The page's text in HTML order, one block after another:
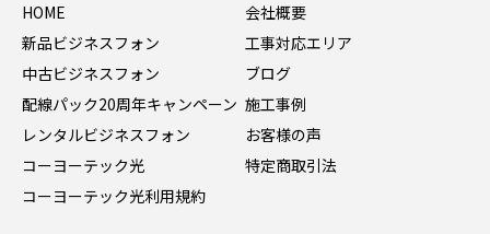
HOME
新品ビジネスフォン
中古ビジネスフォン
配線パック20周年キャンペーン
レンタルビジネスフォン
コーヨーテック光
コーヨーテック光利用規約
会社概要
工事対応エリア
ブログ
施工事例
お客様の声
特定商取引法